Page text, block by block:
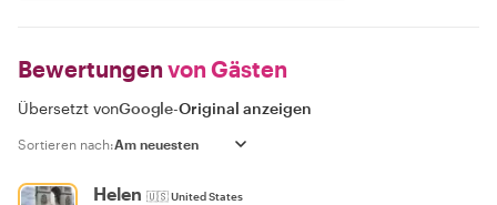
Bewertungen von Gästen
Übersetzt vonGoogle-Original anzeigen
Sortieren nach:
Helen 🇺🇸United States